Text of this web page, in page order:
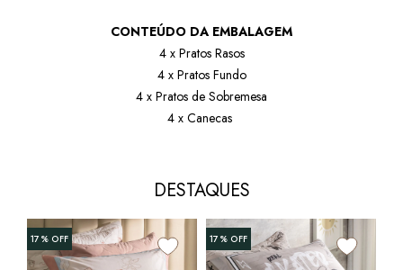
CONTEÚDO DA EMBALAGEM
4 x Pratos Rasos
4 x Pratos Fundo
4 x Pratos de Sobremesa
4 x Canecas
DESTAQUES
17%OFF 17%OFF